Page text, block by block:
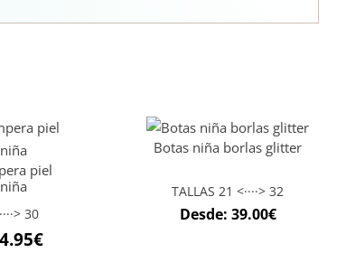
piel
30
€
Botas niña borlas glitter
TALLAS 21 <····> 32
Desde: 39.00€